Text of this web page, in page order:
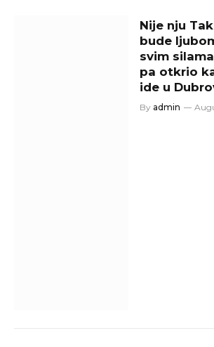
Nije nju
bude
svim
pa otkrio
ide u
By admin